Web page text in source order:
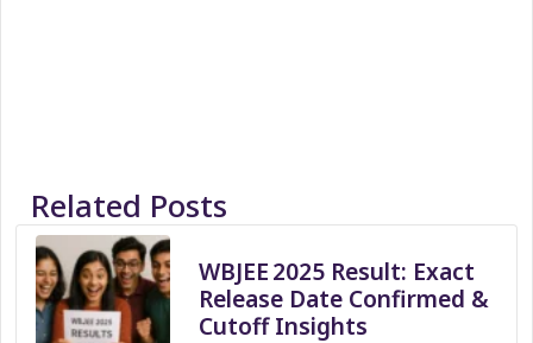
Related Posts
WBJEE 2025 Result: Exact
Release Date Confirmed &
Cutoff Insights